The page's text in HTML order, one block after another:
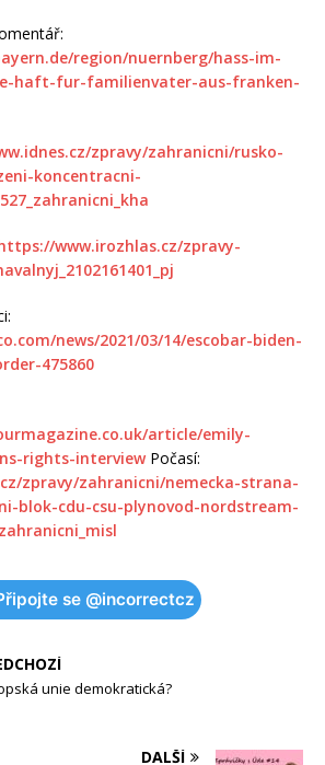
region/nuernberg/hass-im-
haft-fur-familienvater-aus-franken-
zpravy/zahranicni/rusko-
koncentracni-
www.irozhlas.cz/zpravy-
news/2021/03/14/escobar-biden-
475860
article/emily-
rights-interviewPočasí:
zpravy/zahranicni/nemecka-strana-
blok-cdu-csu-plynovod-nordstream-
se @incorrectcz
unie demokratická?
DALŠÍ